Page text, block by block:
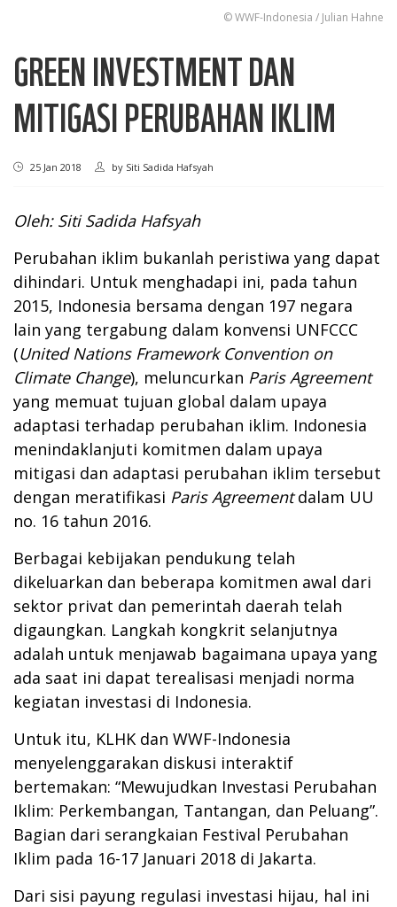
© WWF-Indonesia / Julian Hahne
GREEN INVESTMENT DAN
MITIGASI PERUBAHAN IKLIM
25 Jan 2018 by Siti Sadida Hafsyah
Oleh: Siti Sadida Hafsyah
Perubahan iklim bukanlah peristiwa yang dapat
dihindari. Untuk menghadapi ini, pada tahun
2015, Indonesia bersama dengan 197 negara
lain yang tergabung dalam konvensi UNFCCC
(United Nations Framework Convention on
Climate Change), meluncurkan Paris Agreement
yang memuat tujuan global dalam upaya
adaptasi terhadap perubahan iklim. Indonesia
menindaklanjuti komitmen dalam upaya
mitigasi dan adaptasi perubahan iklim tersebut
dengan meratifikasi Paris Agreementdalam UU
no. 16 tahun 2016.
Berbagai kebijakan pendukung telah
dikeluarkan dan beberapa komitmen awal dari
sektor privat dan pemerintah daerah telah
digaungkan. Langkah kongkrit selanjutnya
adalah untuk menjawab bagaimana upaya yang
ada saat ini dapat terealisasi menjadi norma
kegiatan investasi di Indonesia.
Untuk itu, KLHK dan WWF-Indonesia
menyelenggarakan diskusi interaktif
bertemakan: “Mewujudkan Investasi Perubahan
Iklim: Perkembangan, Tantangan, dan Peluang”.
Bagian dari serangkaian Festival Perubahan
Iklim pada 16-17 Januari 2018 di Jakarta.
Dari sisi payung regulasi investasi hijau, hal ini